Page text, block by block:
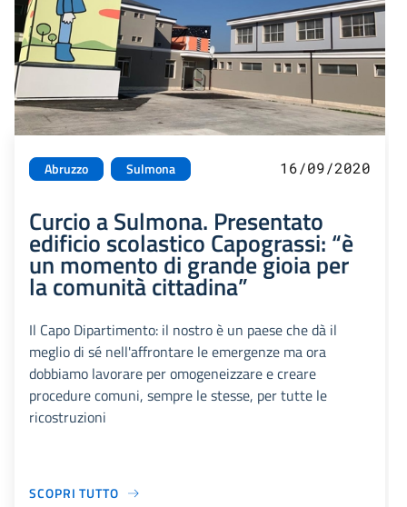
Abruzzo Sulmona 16/09/2020
Curcio a Sulmona. Presentato
edificio scolastico Capograssi: “è
un momento di grande gioia per
la comunità cittadina”
Il Capo Dipartimento: il nostro è un paese che dà il
meglio di sé nell'affrontare le emergenze ma ora
dobbiamo lavorare per omogeneizzare e creare
procedure comuni, sempre le stesse, per tutte le
ricostruzioni
SCOPRI TUTTO